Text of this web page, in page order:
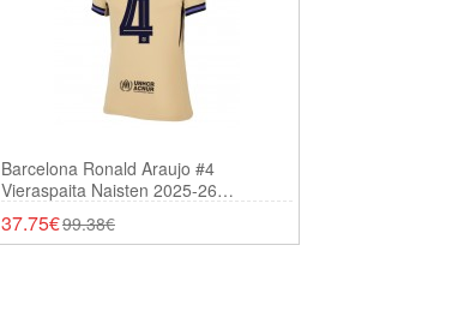
Barcelona Ronald Araujo #4
Vieraspaita Naisten 2025-26
Lyhythihainen
37.75€99.38€